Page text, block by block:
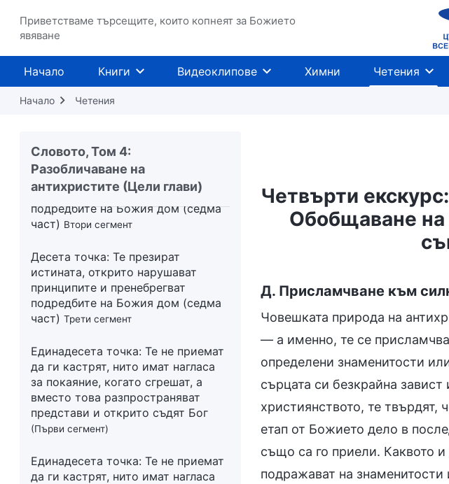
Приветстваме търсещите, които копнеят за Божието
явяване
Начало Книги Видеоклипове Химни Четения
Начало Четения
Словото, Том 4:
Разобличаване на
антихристите (Цели глави)
подредбите на Божия дом (шеста
част)
Десета точка: Те презират
истината, открито нарушават
принципите и пренебрегват
Десета точка: Те презират
истината, открито нарушават
принципите и пренебрегват
подредбите на Божия дом (седма
част) Втори сегмент
Десета точка: Те презират
истината, открито нарушават
принципите и пренебрегват
подредбите на Божия дом (седма
част) Трети сегмент
Единадесета точка: Те не приемат
да ги кастрят, нито имат нагласа
за покаяние, когато сгрешат, а
вместо това разпространяват
представи и открито съдят Бог
(Първи сегмент)
Единадесета точка: Те не приемат
да ги кастрят, нито имат нагласа
Четвърти екскурс:
Обобщаване на
Д. Присламчване към
Човешката природа на
— а именно, те се
определени знаменитости
сърцата си безкрайна
християнството, те твърдят,
етап от Божието дело в
също са го приели. Каквото и
подражават на знаменитости